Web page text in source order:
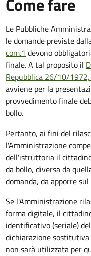
Le Pubbliche
le domande previste
com.1 devono
finale. A tal proposito il
Repubblica 26/10/
avviene per la
provvedimento finale
bollo.
Pertanto, ai fini del
l'Amministrazione
dell'istruttoria il
da bollo, diversa da
domanda, da apporre
Se l'Amministrazione
forma digitale, il
identificativo (seriale)
dichiarazione
non sarà utilizzata per